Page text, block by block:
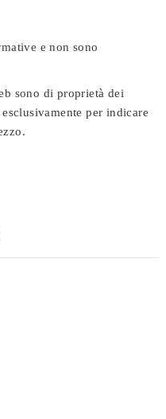
e non sono
sono di proprietà dei
per indicare